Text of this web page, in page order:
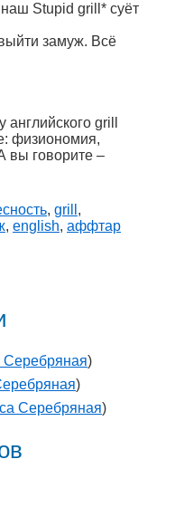
Stupid grill* суёт
замуж. Всё
grill
физиономия,
вы говорите –
, grill ,
, english, аффтар
Серебряная)
)
Серебряная)